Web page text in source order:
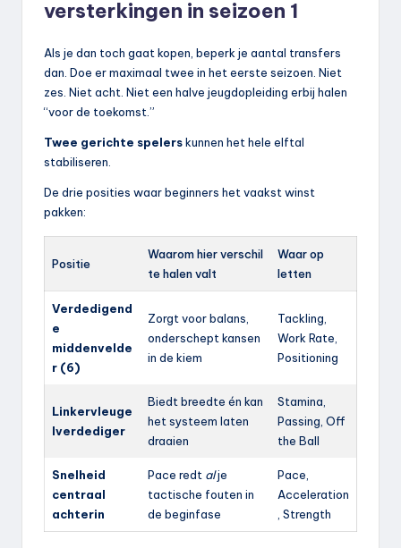
versterkingen in seizoen 1
Als je dan toch gaat kopen, beperk je aantal transfers
dan. Doe er maximaal twee in het eerste seizoen. Niet
zes. Niet acht. Niet een halve jeugdopleiding erbij halen
“voor de toekomst.”
Twee gerichte spelerskunnen het hele elftal
stabiliseren.
De drie posities waar beginners het vaakst winst
pakken:
Positie
Waarom hier verschil
te halen valt
Waar op
letten
Verdedigend
e
middenvelde
r (6)
Zorgt voor balans,
onderschept kansen
in de kiem
Tackling,
Work Rate,
Positioning
Linkervleuge
lverdediger
Biedt breedte én kan
het systeem laten
draaien
Stamina,
Passing, Off
the Ball
Snelheid
centraal
achterin
Pace redt alje
tactische fouten in
de beginfase
Pace,
Acceleration
, Strength